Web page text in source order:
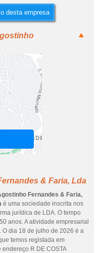
desta empresa
& Faria, Lda
Fernandes & Faria,
é uma sociedade inscrita nos
jurídica de LDA. O tempo
anos. A atividade empresarial
dia 18 de julho de 2026 é a
temos registada em
R DE COSTA